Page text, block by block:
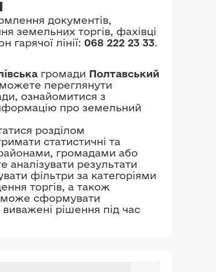
документів,
земельних торгів, фахівці
лінії: 068 222 23 33.
громади Полтавський
переглянути
ознайомитися з
про земельний
розділом
статистичні та
районами, громадами або
аналізувати результати
фільтри за категоріями
торгів, а також
сформувати
рішення під час